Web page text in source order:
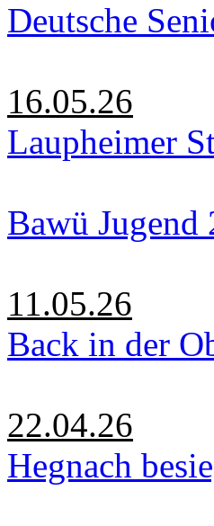
Deutsche
16.05.26
Laupheimer
Bawü Jugend
11.05.26
Back in der
22.04.26
Hegnach